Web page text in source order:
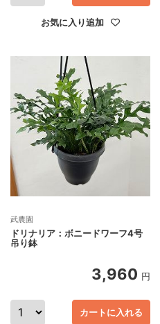
お気に入り追加
武農園
ドリナリア：ボニードワーフ4号
吊り鉢
3,960 円
カートに入れる